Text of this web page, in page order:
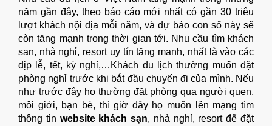
năm gần đây, theo báo cáo mới nhất có gần 30 triệu
lượt khách nội địa mỗi năm, và dự báo con số này sẽ
còn tăng mạnh trong thời gian tới. Nhu cầu tìm khách
sạn, nhà nghỉ, resort uy tín tăng mạnh, nhất là vào các
dịp lễ, tết, kỳ nghỉ,…Khách du lịch thường muốn đặt
phòng nghỉ trước khi bắt đầu chuyến đi của mình. Nếu
như trước đây họ thường đặt phòng qua người quen,
môi giới, bạn bè, thì giờ đây họ muốn lên mạng tìm
thông tin website khách sạn, nhà nghỉ, resort để đặt